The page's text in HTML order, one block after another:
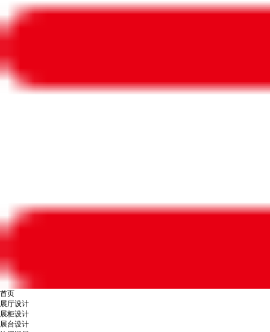
首页
展厅设计
展柜设计
展台设计